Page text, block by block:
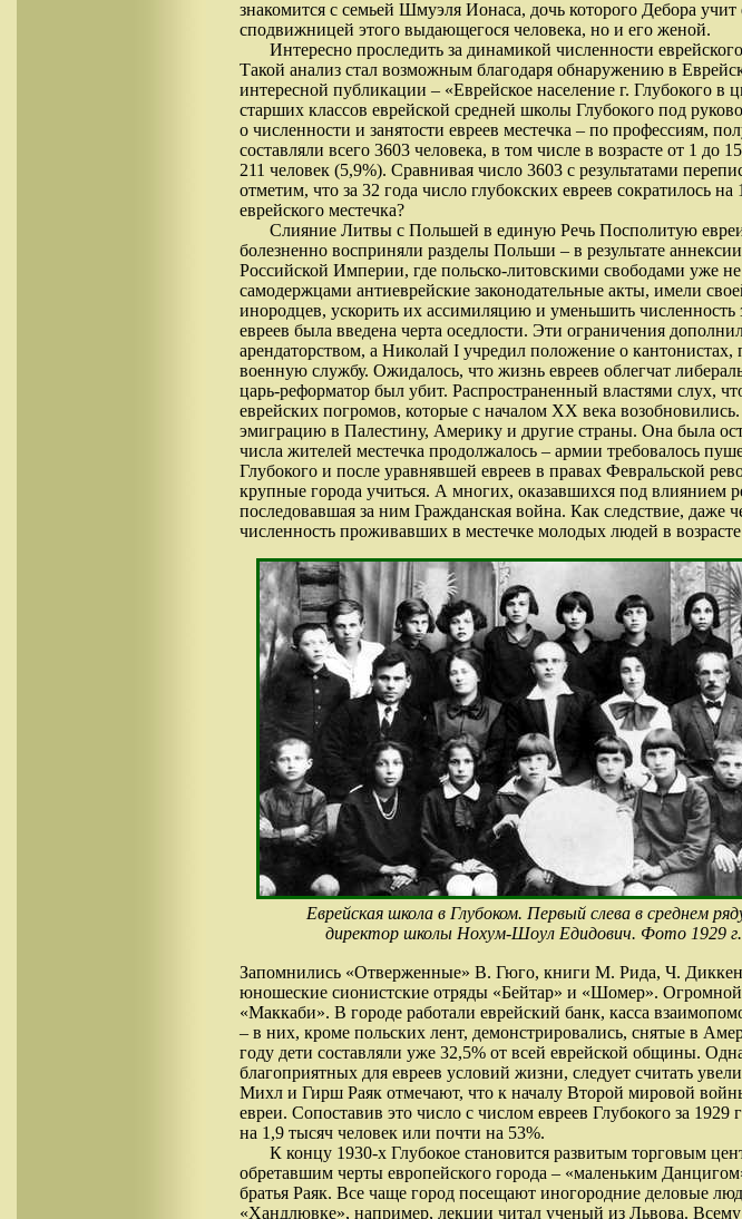
знакомится с семьей Шмуэля Ионаса, дочь которого Дебора
сподвижницей этого выдающегося человека, но и его женой.
Интересно проследить за динамикой численности
Такой анализ стал возможным благодаря обнаружению в
интересной публикации – «Еврейское население г. Глубокого
старших классов еврейской средней школы Глубокого под
о численности и занятости евреев местечка – по профессиям,
составляли всего 3603 человека, в том числе в возрасте от 1
211 человек (5,9%). Сравнивая число 3603 с результатами
отметим, что за 32 года число глубокских евреев сократилось
еврейского местечка?
Слияние Литвы с Польшей в единую Речь Посполитую
болезненно восприняли разделы Польши – в результате
Российской Империи, где польско-литовскими свободами уже
самодержцами антиеврейские законодательные акты, имели
инородцев, ускорить их ассимиляцию и уменьшить
евреев была введена черта оседлости. Эти ограничения
арендаторством, а Николай I учредил положение о
военную службу. Ожидалось, что жизнь евреев облегчат
царь-реформатор был убит. Распространенный властями слух,
еврейских погромов, которые с началом ХХ века
эмиграцию в Палестину, Америку и другие страны. Она была
числа жителей местечка продолжалось – армии требовалось
Глубокого и после уравнявшей евреев в правах Февральской
крупные города учиться. А многих, оказавшихся под влиянием
последовавшая за ним Гражданская война. Как следствие, даже
численность проживавших в местечке молодых людей в возрасте
Еврейская школа в Глубоком. Первый слева в среднем
директор школы Нохум-Шоул Едидович. Фото 1929 г.
Запомнились «Отверженные» В. Гюго, книги М. Рида, Ч.
юношеские сионистские отряды «Бейтар» и «Шомер». Огромной
«Маккаби». В городе работали еврейский банк, касса
– в них, кроме польских лент, демонстрировались, снятые в
году дети составляли уже 32,5% от всей еврейской общины.
благоприятных для евреев условий жизни, следует считать
Михл и Гирш Раяк отмечают, что к началу Второй мировой
евреи. Сопоставив это число с числом евреев Глубокого за
на 1,9 тысяч человек или почти на 53%.
К концу 1930-х Глубокое становится развитым торговым
обретавшим черты европейского города – «маленьким
братья Раяк. Все чаще город посещают иногородние деловые
«Хандлювке», например, лекции читал ученый из Львова.